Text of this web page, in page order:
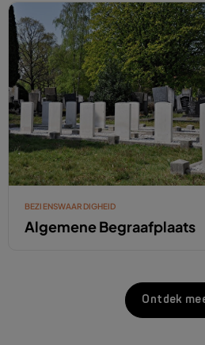
BEZIENSWAARDIGHEID
Algemene Begraafplaats
Ontdek